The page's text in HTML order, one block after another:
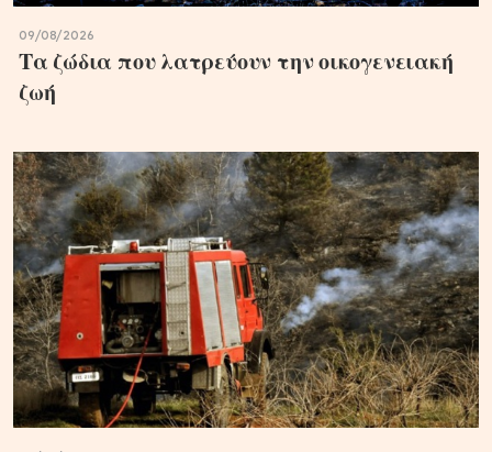
09/08/2026
Τα ζώδια που λατρεύουν την οικογενειακή
ζωή